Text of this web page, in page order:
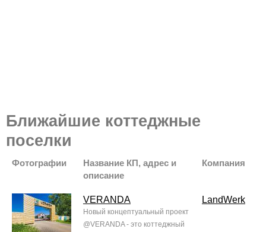
Ближайшие коттеджные
поселки
Фотографии
Название КП, адрес и
описание
Компания
VERANDA
Новый концептуальный проект
@VERANDA - это коттеджный
LandWerk